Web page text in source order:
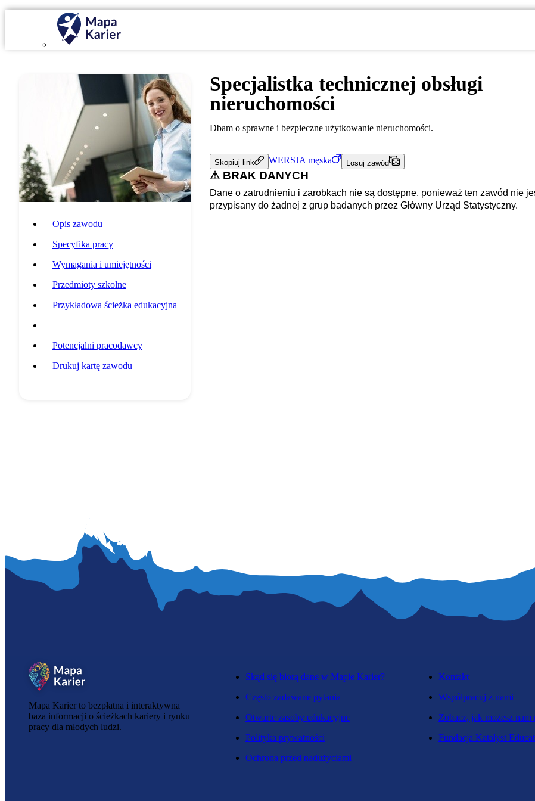
Opis zawodu
Specyfika pracy
Wymagania i umiejętności
Przedmioty szkolne
Przykładowa ścieżka edukacyjna
Potencjalni pracodawcy
Drukuj kartę zawodu
Specjalistka technicznej obsługi
nieruchomości
Dbam o sprawne i bezpieczne użytkowanie nieruchomości.
Skopiuj link WERSJA męska Losuj zawód
⚠ BRAK DANYCH
Dane o zatrudnieniu i zarobkach nie są dostępne, ponieważ ten zawód nie
przypisany do żadnej z grup badanych przez Główny Urząd Statystyczny.
Mapa Karier to bezpłatna i interaktywna
baza informacji o ścieżkach kariery i rynku
pracy dla młodych ludzi.
Skąd się biorą dane w Mapie Karier?
Często zadawane pytania
Otwarte zasoby edukacyjne
Polityka prywatności
Ochrona przed nadużyciami
Kontakt
Współpracuj z nami
Zobacz, jak możesz nam
Fundacja Katalyst